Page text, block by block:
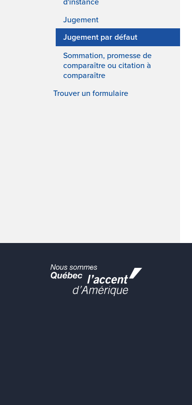
Jugement
Jugement par défaut
Sommation, promesse de
comparaître ou citation à
comparaître
Trouver un formulaire